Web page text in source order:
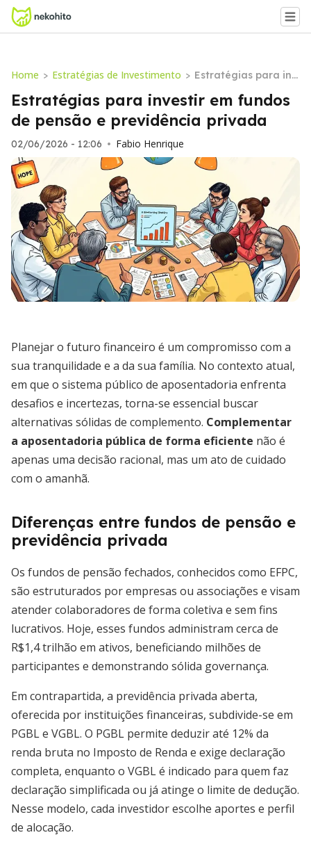
Home > Estratégias de Investimento > Estratégias para inv
estir em fundos de p
ensão e previdência
privada
Estratégias para investir em fundos
de pensão e previdência privada
02/06/2026 - 12:06 • Fabio Henrique
Planejar o futuro financeiro é um compromisso com a
sua tranquilidade e a da sua família. No contexto atual,
em que o sistema público de aposentadoria enfrenta
desafios e incertezas, torna-se essencial buscar
alternativas sólidas de complemento. Complementar
a aposentadoria pública de forma eficiente não é
apenas uma decisão racional, mas um ato de cuidado
com o amanhã.
Diferenças entre fundos de pensão e
previdência privada
Os fundos de pensão fechados, conhecidos como EFPC,
são estruturados por empresas ou associações e visam
atender colaboradores de forma coletiva e sem fins
lucrativos. Hoje, esses fundos administram cerca de
R$1,4 trilhão em ativos, beneficiando milhões de
participantes e demonstrando sólida governança.
Em contrapartida, a previdência privada aberta,
oferecida por instituições financeiras, subdivide-se em
PGBL e VGBL. O PGBL permite deduzir até 12% da
renda bruta no Imposto de Renda e exige declaração
completa, enquanto o VGBL é indicado para quem faz
declaração simplificada ou já atinge o limite de dedução.
Nesse modelo, cada investidor escolhe aportes e perfil
de alocação.